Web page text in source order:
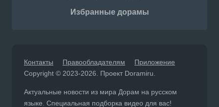
Избранные дорамы
Контакты Правообладателям
Приложение
Copyright © 2023-2026. Проект Doramiru.
Актуальные новости из мира Дорам на русском
языке. Специальная подборка видео для вас!